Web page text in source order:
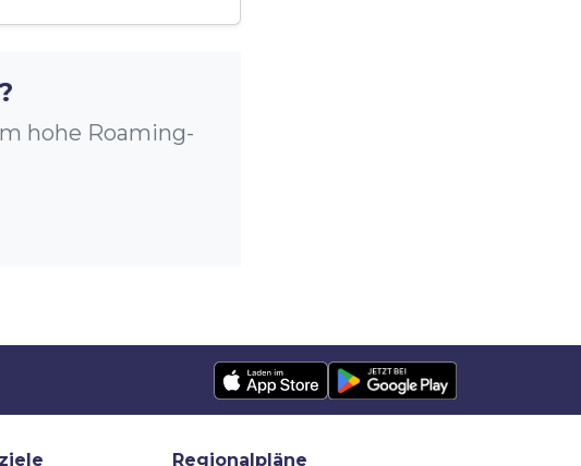
hohe Roaming-
Regionalpläne